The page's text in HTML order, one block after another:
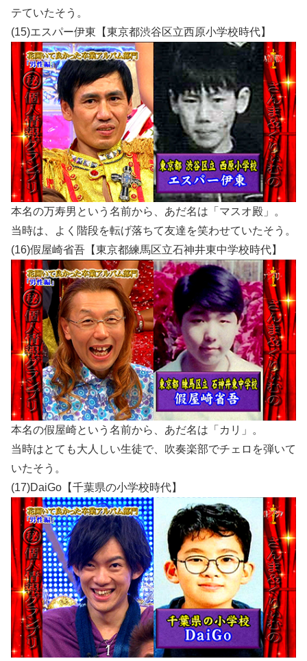
テていたそう。
(15)エスパー伊東【東京都渋谷区立西原小学校時代】
本名の万寿男という名前から、あだ名は「マスオ殿」。
当時は、よく階段を転げ落ちて友達を笑わせていたそう。
(16)假屋崎省吾【東京都練馬区立石神井東中学校時代】
本名の假屋崎という名前から、あだ名は「カリ」。
当時はとても大人しい生徒で、吹奏楽部でチェロを弾いて
いたそう。
(17)DaiGo【千葉県の小学校時代】